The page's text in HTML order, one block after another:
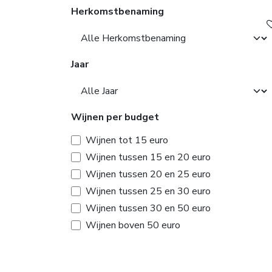
Nino Negri
Terenzi
Terre Bianche
Villa Vallacchio
Vigna degli Estensi
Herkomstbenaming
Jaar
Wijnen per budget
Wijnen tot 15 euro
Wijnen tussen 15 en 20 euro
Wijnen tussen 20 en 25 euro
Wijnen tussen 25 en 30 euro
Wijnen tussen 30 en 50 euro
Wijnen boven 50 euro